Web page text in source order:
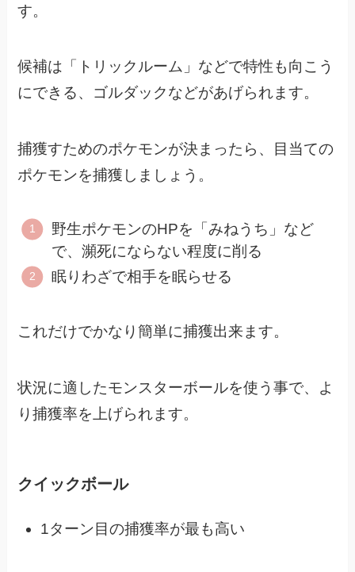
す。
候補は「トリックルーム」などで特性も向こう
にできる、ゴルダックなどがあげられます。
捕獲すためのポケモンが決まったら、目当ての
ポケモンを捕獲しましょう。
野生ポケモンのHPを「みねうち」など
で、瀕死にならない程度に削る
眠りわざで相手を眠らせる
これだけでかなり簡単に捕獲出来ます。
状況に適したモンスターボールを使う事で、よ
り捕獲率を上げられます。
クイックボール
1ターン目の捕獲率が最も高い